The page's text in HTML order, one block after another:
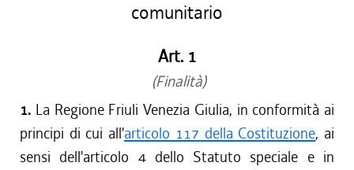
comunitario
Art. 1
(Finalità)
1. La Regione Friuli Venezia Giulia, in conformità ai
principi di cui all'articolo 117 della Costituzione, ai
sensi dell'articolo 4 dello Statuto speciale e in